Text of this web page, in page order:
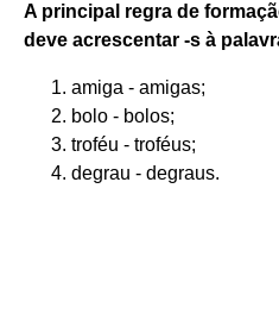
A principal regra de
deve acrescentar -s à
amiga - amigas;
bolo - bolos;
troféu - troféus;
degrau - degraus.